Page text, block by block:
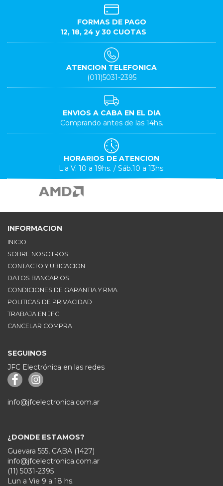
FORMAS DE PAGO
12, 18, 24 y 30 CUOTAS
ATENCION TELEFONICA
(011)5031-2395
ENVIOS A CABA EN EL DIA
Comprando antes de las 14hs.
HORARIOS DE ATENCION
L.a V. 10 a 19hs. / Sáb.10 a 13hs.
INFORMACION
INICIO
SOBRE NOSOTROS
CONTACTO Y UBICACION
DATOS BANCARIOS
CONDICIONES DE GARANTIA Y RMA
POLITICAS DE PRIVACIDAD
TRABAJA EN JFC
CANCELAR COMPRA
SEGUINOS
JFC Electrónica en las redes
info@jfcelectronica.com.ar
¿DONDE ESTAMOS?
Guevara 555, CABA (1427)
info@jfcelectronica.com.ar
(11) 5031-2395
Lun a Vie 9 a 18 hs.